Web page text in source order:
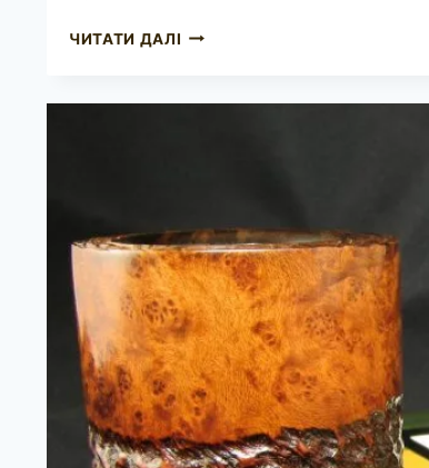
ЧИТАТИ ДАЛІ JOHN
BAMBOO